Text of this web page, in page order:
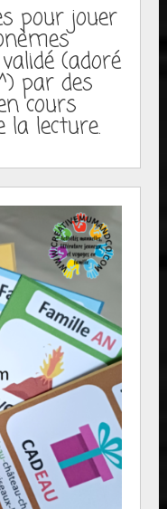
pour jouer
(adoré
par des
cours
la lecture.